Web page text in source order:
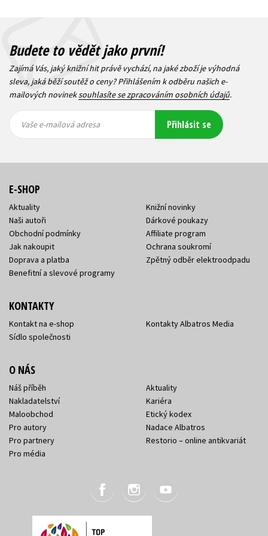
Budete to vědět jako první!
Zajímá Vás, jaký knižní hit právě vychází, na jaké zboží je výhodná
sleva, jaká běží soutěž o ceny? Přihlášením k odběru našich e-
mailových novineksouhlasíte se zpracováním osobních údajů.
mailová
mailová
Vaše e-mailová adresa Přihlásit se
E-SHOP
Aktuality
Naši autoři
Obchodní podmínky
Jak nakoupit
Doprava a platba
Benefitní a slevové programy
Knižní novinky
Dárkové poukazy
Affiliate program
Ochrana soukromí
Zpětný odběr elektroodpadu
KONTAKTY
Kontakt na e-shop
Sídlo společnosti
Kontakty Albatros Media
O NÁS
Náš příběh
Nakladatelství
Maloobchod
Pro autory
Pro partnery
Pro média
Aktuality
Kariéra
Etický kodex
Nadace Albatros
Restorio – online antikvariát